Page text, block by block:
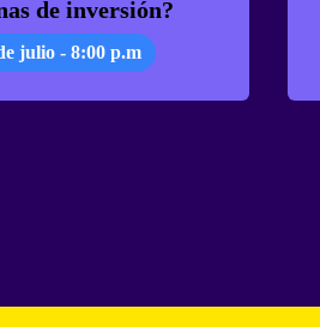
de inversión?
julio - 8:00 p.m